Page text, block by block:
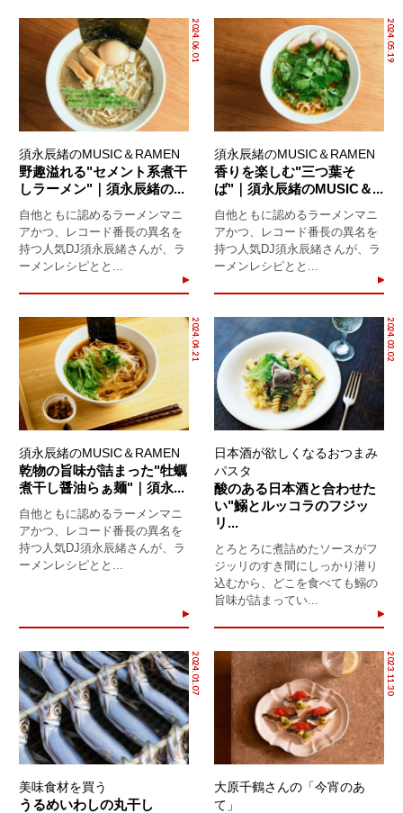
2024.06.01
須永辰緒のMUSIC＆RAMEN
野趣溢れる"セメント系煮干
しラーメン"｜須永辰緒の...
自他ともに認めるラーメンマニ
アかつ、レコード番長の異名を
持つ人気DJ須永辰緒さんが、ラ
ーメンレシピとと...
2024.05.19
須永辰緒のMUSIC＆RAMEN
香りを楽しむ"三つ葉そ
ば"｜須永辰緒のMUSIC＆...
自他ともに認めるラーメンマニ
アかつ、レコード番長の異名を
持つ人気DJ須永辰緒さんが、ラ
ーメンレシピとと...
2024.04.21
須永辰緒のMUSIC＆RAMEN
乾物の旨味が詰まった"牡蠣
煮干し醤油らぁ麺"｜須永...
自他ともに認めるラーメンマニ
アかつ、レコード番長の異名を
持つ人気DJ須永辰緒さんが、ラ
ーメンレシピとと...
2024.03.02
日本酒が欲しくなるおつまみ
パスタ
酸のある日本酒と合わせた
い"鰯とルッコラのフジッ
リ...
とろとろに煮詰めたソースがフ
ジッリのすき間にしっかり潜り
込むから、どこを食べても鰯の
旨味が詰まってい...
2024.01.07
美味食材を買う
うるめいわしの丸干し
2023.11.30
大原千鶴さんの「今宵のあ
て」